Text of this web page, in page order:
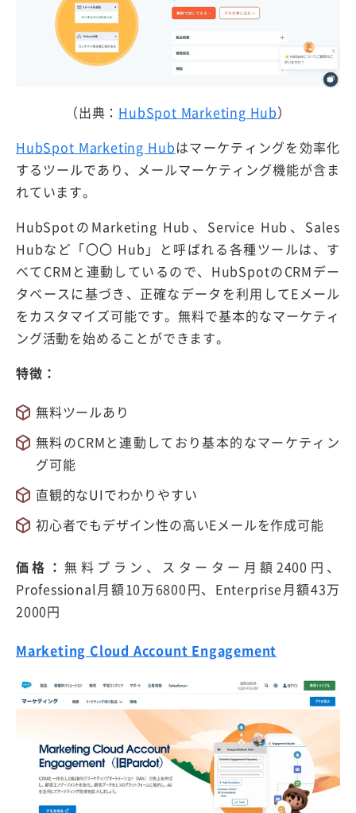
（出典： HubSpot Marketing Hub）
HubSpot Marketing Hubはマーケティングを効率化
するツールであり、メールマーケティング機能が含ま
れています。
HubSpotのMarketing Hub、Service Hub、Sales
Hubなど「〇〇 Hub」と呼ばれる各種ツールは、す
べてCRMと連動しているので、HubSpotのCRMデー
タベースに基づき、正確なデータを利用してEメール
をカスタマイズ可能です。無料で基本的なマーケティ
ング活動を始めることができます。
特徴：
無料ツールあり
無料のCRMと連動しており基本的なマーケティン
グ可能
直観的なUIでわかりやすい
初心者でもデザイン性の高いEメールを作成可能
価格： 無料プラン、スターター月額2400円、
Professional月額10万6800円、Enterprise月額43万
2000円
Marketing Cloud Account Engagement